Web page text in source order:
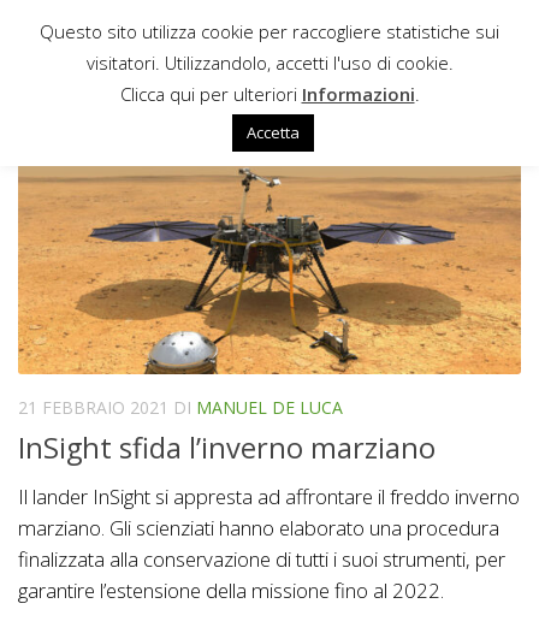
Sotto il contenuto
OPPORTUNITY
21 FEBBRAIO 2021 DI MANUEL DE LUCA
InSight sfida l’inverno marziano
Il lander InSight si appresta ad affrontare il freddo inverno
marziano. Gli scienziati hanno elaborato una procedura
finalizzata alla conservazione di tutti i suoi strumenti, per
garantire l’estensione della missione fino al 2022.
Questo sito utilizza cookie per raccogliere statistiche sui
visitatori. Utilizzandolo, accetti l'uso di cookie.
Clicca qui per ulteriori Informazioni
Accetta